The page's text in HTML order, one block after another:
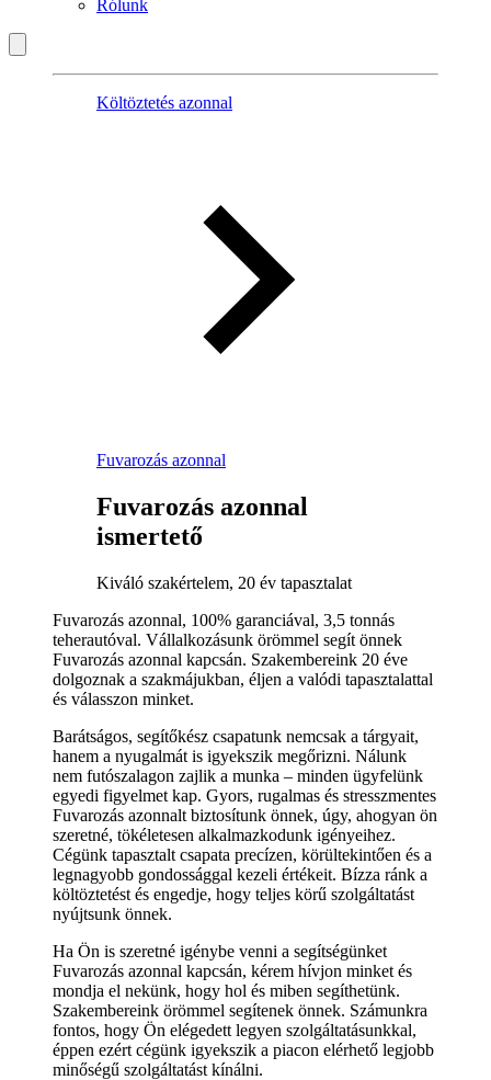
Rólunk
Költöztetés azonnal
Fuvarozás azonnal
Fuvarozás azonnal
ismertető
Kiváló szakértelem, 20 év tapasztalat
Fuvarozás azonnal, 100% garanciával, 3,5 tonnás
teherautóval. Vállalkozásunk örömmel segít önnek
Fuvarozás azonnal kapcsán. Szakembereink 20 éve
dolgoznak a szakmájukban, éljen a valódi tapasztalattal
és válasszon minket.
Barátságos, segítőkész csapatunk nemcsak a tárgyait,
hanem a nyugalmát is igyekszik megőrizni. Nálunk
nem futószalagon zajlik a munka – minden ügyfelünk
egyedi figyelmet kap. Gyors, rugalmas és stresszmentes
Fuvarozás azonnalt biztosítunk önnek, úgy, ahogyan ön
szeretné, tökéletesen alkalmazkodunk igényeihez.
Cégünk tapasztalt csapata precízen, körültekintően és a
legnagyobb gondossággal kezeli értékeit. Bízza ránk a
költöztetést és engedje, hogy teljes körű szolgáltatást
nyújtsunk önnek.
Ha Ön is szeretné igénybe venni a segítségünket
Fuvarozás azonnal kapcsán, kérem hívjon minket és
mondja el nekünk, hogy hol és miben segíthetünk.
Szakembereink örömmel segítenek önnek. Számunkra
fontos, hogy Ön elégedett legyen szolgáltatásunkkal,
éppen ezért cégünk igyekszik a piacon elérhető legjobb
minőségű szolgáltatást kínálni.